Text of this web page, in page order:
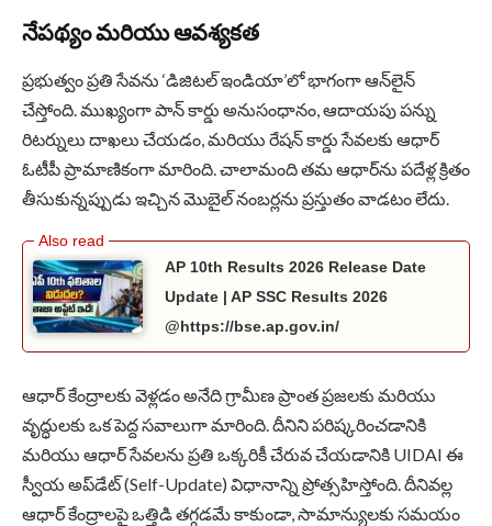
నేపథ్యం మరియు ఆవశ్యకత
ప్రభుత్వం ప్రతి సేవను ‘డిజిటల్ ఇండియా’లో భాగంగా ఆన్‌లైన్
చేస్తోంది. ముఖ్యంగా పాన్ కార్డు అనుసంధానం, ఆదాయపు పన్ను
రిటర్నులు దాఖలు చేయడం, మరియు రేషన్ కార్డు సేవలకు ఆధార్
ఓటీపీ ప్రామాణికంగా మారింది. చాలామంది తమ ఆధార్‌ను పదేళ్ల క్రితం
తీసుకున్నప్పుడు ఇచ్చిన మొబైల్ నంబర్లను ప్రస్తుతం వాడటం లేదు.
AP 10th Results 2026 Release Date
Update | AP SSC Results 2026
@https://bse.ap.gov.in/
ఆధార్ కేంద్రాలకు వెళ్లడం అనేది గ్రామీణ ప్రాంత ప్రజలకు మరియు
వృద్ధులకు ఒక పెద్ద సవాలుగా మారింది. దీనిని పరిష్కరించడానికి
మరియు ఆధార్ సేవలను ప్రతి ఒక్కరికీ చేరువ చేయడానికి UIDAI ఈ
స్వీయ అప్‌డేట్ (Self-Update) విధానాన్ని ప్రోత్సహిస్తోంది. దీనివల్ల
ఆధార్ కేంద్రాలపై ఒత్తిడి తగ్గడమే కాకుండా, సామాన్యులకు సమయం